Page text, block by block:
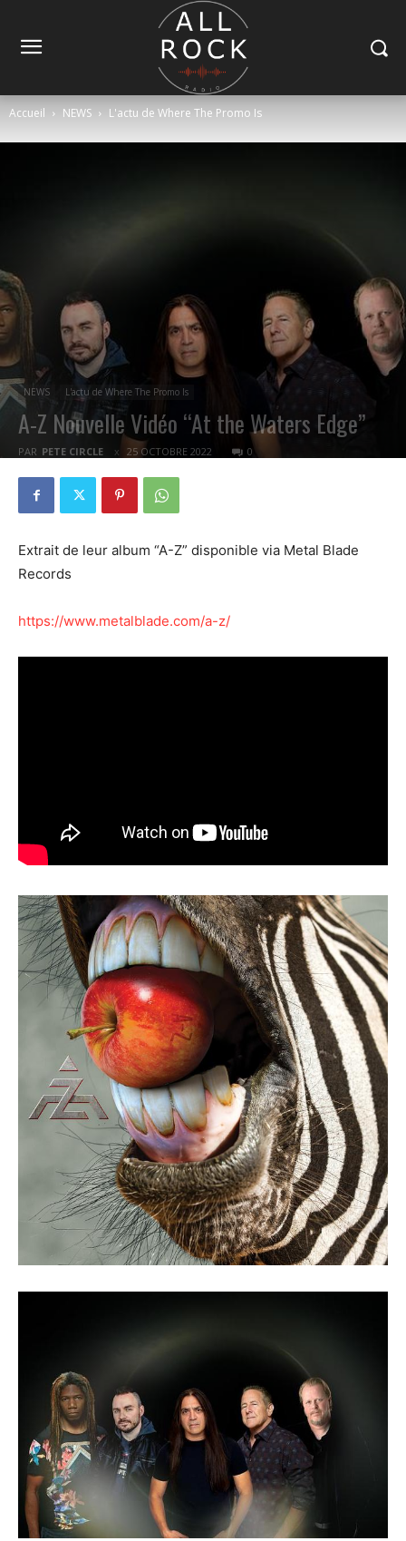
Accueil NEWS L'actu de Where The Promo Is
NEWS L'actu de Where The Promo Is
A-Z Nouvelle Vidéo “At the Waters Edge”
PAR PETE CIRCLE 25 OCTOBRE 2022 0
Extrait de leur album “A-Z” disponible via Metal Blade
Records
https://www.metalblade.com/a-z/